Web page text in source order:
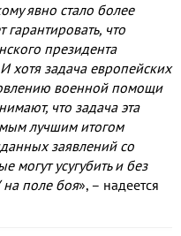
явно стало более
что
президента
хотя задача европейских
военной помощи
что задача эта
лучшим итогом
заявлений со
могут усугубить и без
поле боя», – надеется